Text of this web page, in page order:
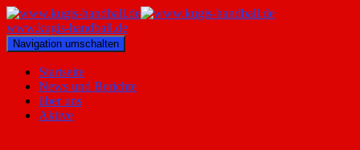
www.kugis-handball.de
Navigation umschalten
Startseite
News und Berichte
über uns
Aktive